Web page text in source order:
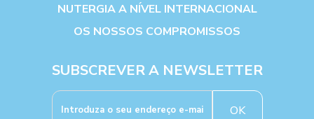
NUTERGIA A NÍVEL INTERNACIONAL
OS NOSSOS COMPROMISSOS
SUBSCREVER A NEWSLETTER
OK